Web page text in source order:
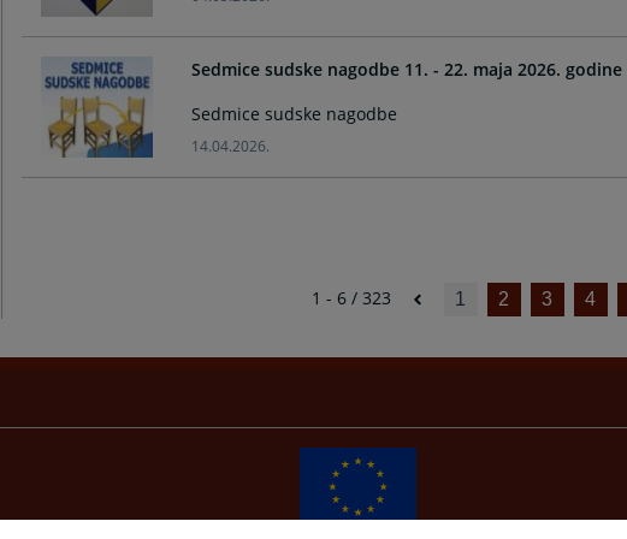
Sedmice sudske nagodbe 11. - 22. maja 2026. godine
Sedmice sudske nagodbe
14.04.2026.
1 - 6 / 323 1 2 3 4